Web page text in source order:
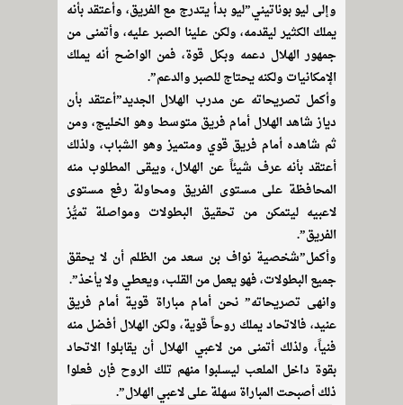
وإلى ليو بوناتيني”ليو بدأ يتدرج مع الفريق، وأعتقد بأنه
يملك الكثير ليقدمه، ولكن علينا الصبر عليه، وأتمنى من
جمهور الهلال دعمه وبكل قوة، فمن الواضح أنه يملك
الإمكانيات ولكنه يحتاج للصبر والدعم”.
وأكمل تصريحاته عن مدرب الهلال الجديد”أعتقد بأن
دياز شاهد الهلال أمام فريق متوسط وهو الخليج، ومن
ثم شاهده أمام فريق قوي ومتميز وهو الشباب، ولذلك
أعتقد بأنه عرف شيئاً عن الهلال، ويبقى المطلوب منه
المحافظة على مستوى الفريق ومحاولة رفع مستوى
لاعبيه ليتمكن من تحقيق البطولات ومواصلة تميُّز
الفريق”.
وأكمل”شخصية نواف بن سعد من الظلم أن لا يحقق
جميع البطولات، فهو يعمل من القلب، ويعطي ولا يأخذ”.
وانهى تصريحاته” نحن أمام مباراة قوية أمام فريق
عنيد، فالاتحاد يملك روحاً قوية، ولكن الهلال أفضل منه
فنياً، ولذلك أتمنى من لاعبي الهلال أن يقابلوا الاتحاد
بقوة داخل الملعب ليسلبوا منهم تلك الروح فإن فعلوا
ذلك أصبحت المباراة سهلة على لاعبي الهلال”.